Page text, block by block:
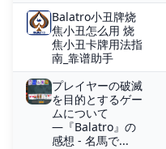
Balatro小丑牌烧
焦小丑怎么用 烧
焦小丑卡牌用法指
南_靠谱助手
プレイヤーの破滅
を目的とするゲー
ムについて
―『Balatro』の
感想 - 名馬で...